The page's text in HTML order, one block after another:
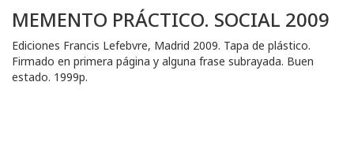
MEMENTO PRÁCTICO. SOCIAL 2009
Ediciones Francis Lefebvre, Madrid 2009. Tapa de plástico.
Firmado en primera página y alguna frase subrayada. Buen
estado. 1999p.